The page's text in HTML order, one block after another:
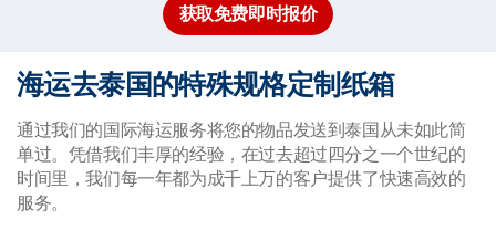
获取免费即时报价
海运去泰国的特殊规格定制纸箱
通过我们的国际海运服务将您的物品发送到泰国从未如此简
单过。凭借我们丰厚的经验，在过去超过四分之一个世纪的
时间里，我们每一年都为成千上万的客户提供了快速高效的
服务。